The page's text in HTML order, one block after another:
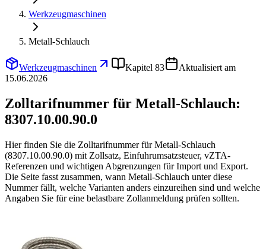
Werkzeugmaschinen
Metall-Schlauch
Werkzeugmaschinen Kapitel 83
Aktualisiert am
15.06.2026
Zolltarifnummer für Metall-Schlauch:
8307.10.00.90.0
Hier finden Sie die Zolltarifnummer für Metall-Schlauch
(8307.10.00.90.0) mit Zollsatz, Einfuhrumsatzsteuer, vZTA-
Referenzen und wichtigen Abgrenzungen für Import und Export.
Die Seite fasst zusammen, wann Metall-Schlauch unter diese
Nummer fällt, welche Varianten anders einzureihen sind und welche
Angaben Sie für eine belastbare Zollanmeldung prüfen sollten.